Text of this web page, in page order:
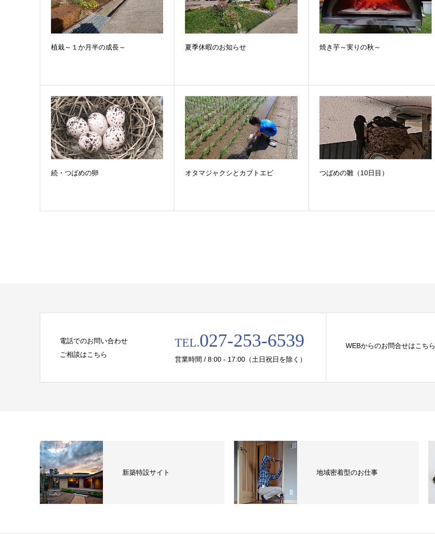
植栽～１か月半の成長～ 夏季休暇のお知らせ 焼き芋～実りの秋～
続・つばめの卵 オタマジャクシとカブトエビ つばめの雛（10日目）
電話でのお問い合わせ
ご相談はこちら
TEL.027-253-6539
営業時間 / 8:00 - 17:00（土日祝日を除く）
WEBからのお問合せはこちら
新築特設サイト 地域密着型のお仕事